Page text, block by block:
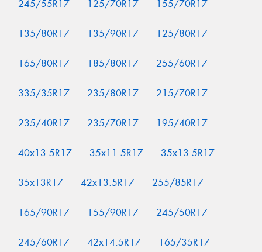
245/55R17 125/70R17 155/70R17
135/80R17 135/90R17 125/80R17
165/80R17 185/80R17 255/60R17
335/35R17 235/80R17 215/70R17
235/40R17 235/70R17 195/40R17
40x13.5R17 35x11.5R17 35x13.5R17
35x13R17 42x13.5R17 255/85R17
165/90R17 155/90R17 245/50R17
245/60R17 42x14.5R17 165/35R17